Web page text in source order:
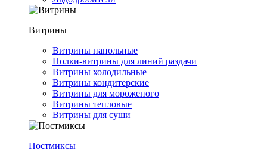
Витрины
Витрины напольные
Полки-витрины для линий раздачи
Витрины холодильные
Витрины кондитерские
Витрины для мороженого
Витрины тепловые
Витрины для суши
Постмиксы